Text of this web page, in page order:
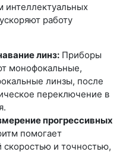
работу
линз: Приборы
монофокальные,
линзы, после
переключение в
прогрессивных
помогает
скоростью и точностью,